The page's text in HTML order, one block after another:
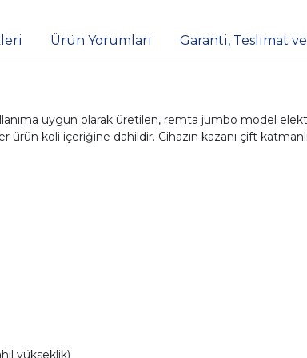
Ürün Yorumları Garanti, Teslimat
uygun olarak üretilen, remta jumbo model
koli içeriğine dahildir. Cihazın kazanı çift
yükseklik)